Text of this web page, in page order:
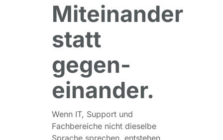
Miteinander
statt
gegen­
einander.
Wenn IT, Support und
Fachbereiche nicht dieselbe